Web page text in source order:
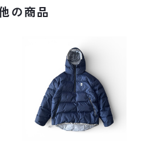
の商品